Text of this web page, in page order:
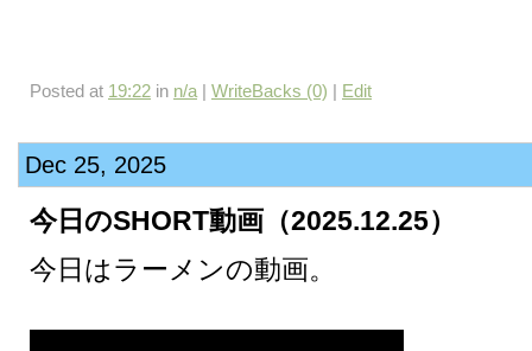
Posted at 19:22 in n/a | WriteBacks (0) | Edit
Dec 25, 2025
今日のSHORT動画（2025.12.25）
今日はラーメンの動画。